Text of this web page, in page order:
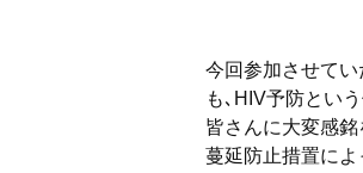
今回参加させてい
も､ HIV予防とい
皆さんに大変感銘
蔓延防止措置に